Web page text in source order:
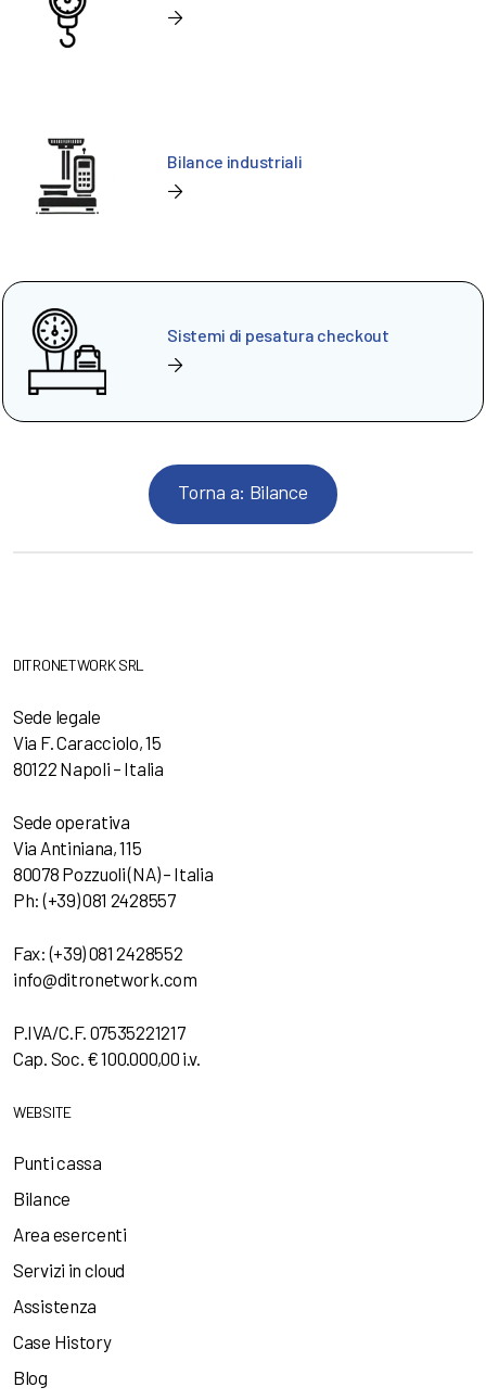
Bilance industriali
Sistemi di pesatura checkout
Torna a: Bilance
DITRONETWORK SRL
Sede legale
Via F. Caracciolo, 15
80122 Napoli – Italia
Sede operativa
Via Antiniana, 115
80078 Pozzuoli (NA) – Italia
Ph: (+39) 081 2428557
Fax: (+39) 081 2428552
info@ditronetwork.com
P.IVA/C.F. 07535221217
Cap. Soc. € 100.000,00 i.v.
WEBSITE
Punti cassa
Bilance
Area esercenti
Servizi in cloud
Assistenza
Case History
Blog